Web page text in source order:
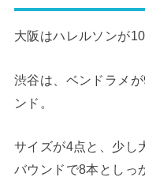
大阪はハレルソンが
渋谷は、ベンドラメ
ンド。
サイズが4点と、少し
バウンドで8本としっ